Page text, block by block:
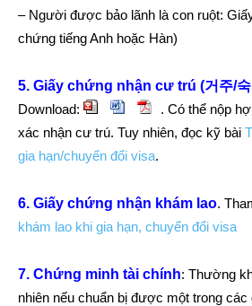
– Người được bảo lãnh là con ruột:
chứng tiếng Anh hoặc Hàn)
5. Giấy chứng nhận cư trú (거주/숙
Download:
. Có thể nộp
xác nhận cư trú. Tuy nhiên, đọc kỹ bài
gia hạn/chuyển đổi visa.
6. Giấy chứng nhận khám lao.
khám lao khi gia hạn, chuyển đổi visa
7. Chứng minh tài chính: Thường
nhiên nếu chuẩn bị được một trong